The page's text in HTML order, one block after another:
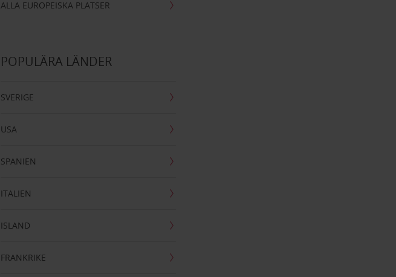
ALLA EUROPEISKA PLATSER
POPULÄRA LÄNDER
SVERIGE
USA
SPANIEN
ITALIEN
ISLAND
FRANKRIKE